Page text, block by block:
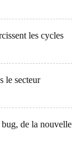
les cycles
le secteur
de la nouvelle